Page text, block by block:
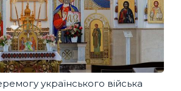
українського війська